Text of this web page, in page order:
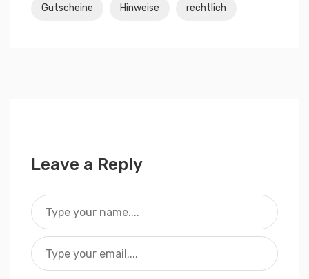
Gutscheine Hinweise rechtlich
Leave a Reply